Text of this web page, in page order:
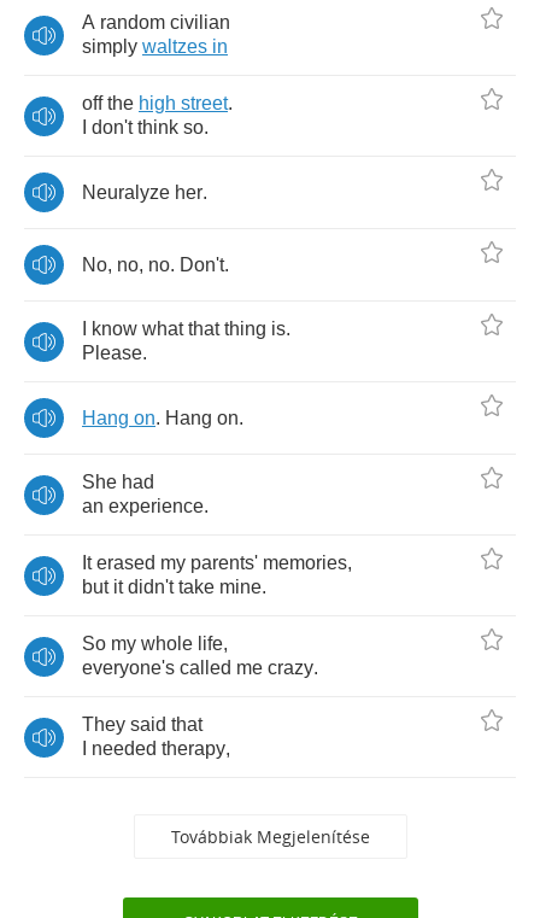
A random civilian
simply waltzes in
off the high street.
don't think so.
Neuralyze her.
No, no, no. Don't.
know what that thing is.
Please.
Hang on. Hang on.
She had
an experience.
It erased my parents' memories,
but it didn't take mine.
So my whole life,
everyone's called me crazy.
They said that
needed therapy,
Továbbiak Megjelenítése